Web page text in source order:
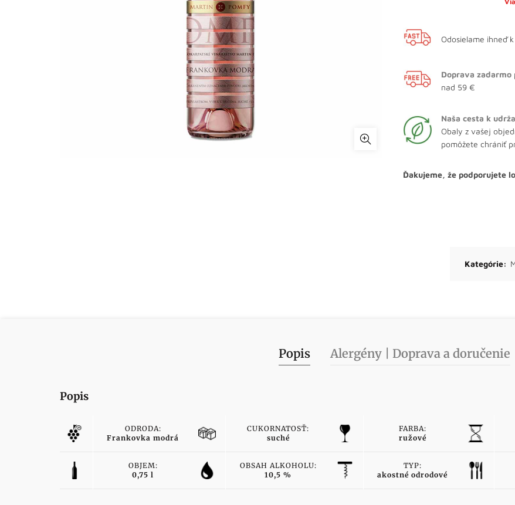
Odosielame ihneď
Doprava zadarmo
nad 59 €
Naša cesta k
Obaly z vašej
pomôžete chrániť
Ďakujeme, že podporujete
Kategórie:
Popis Alergény | Doprava a doručenie
Popis
ODRODA:
Frankovka modrá
CUKORNATOSŤ:
suché
FARBA:
ružové
OBJEM:
0,75 l
OBSAH ALKOHOLU:
10,5 %
TYP:
akostné odrodové